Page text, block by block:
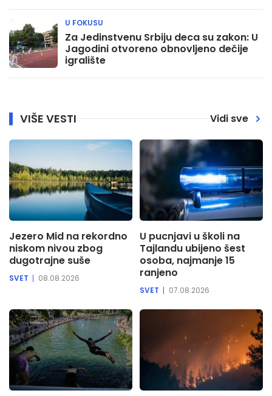
Za Jedinstvenu Srbiju deca su zakon: U
Jagodini otvoreno obnovljeno dečije
igralište
U FOKUSU
VIŠE VESTI Vidi sve
Jezero Mid na rekordno
niskom nivou zbog
dugotrajne suše
SVET 08.08.2026
U pucnjavi u školi na
Tajlandu ubijeno šest
osoba, najmanje 15
ranjeno
SVET 07.08.2026